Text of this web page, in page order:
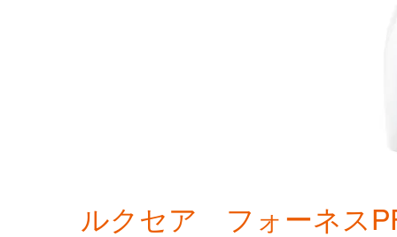
ルクセア フォーネス